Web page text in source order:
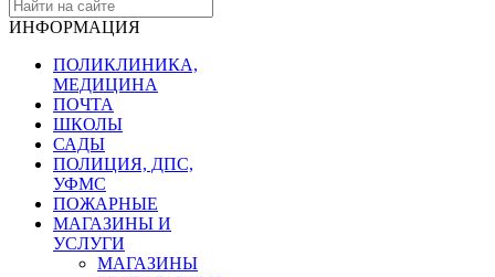
ИНФОРМАЦИЯ
ПОЛИКЛИНИКА,
МЕДИЦИНА
ПОЧТА
ШКОЛЫ
САДЫ
ПОЛИЦИЯ, ДПС,
УФМС
ПОЖАРНЫЕ
МАГАЗИНЫ И
УСЛУГИ
МАГАЗИНЫ